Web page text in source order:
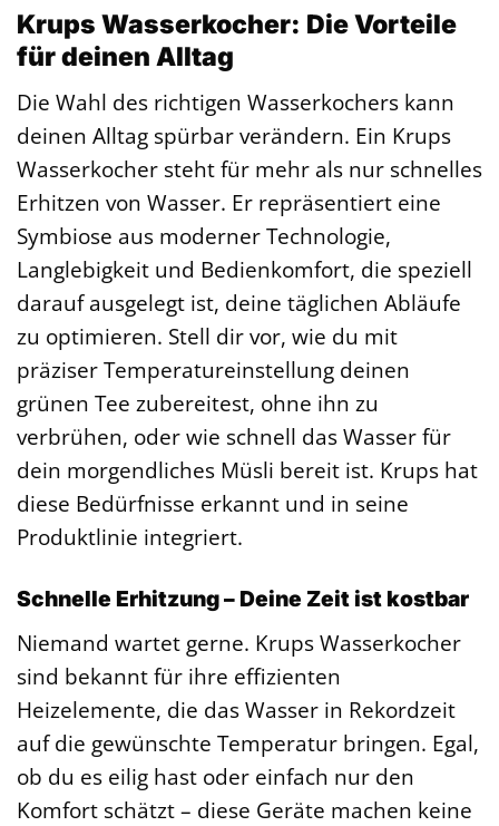
Krups Wasserkocher: Die Vorteile
für deinen Alltag
Die Wahl des richtigen Wasserkochers kann
deinen Alltag spürbar verändern. Ein Krups
Wasserkocher steht für mehr als nur schnelles
Erhitzen von Wasser. Er repräsentiert eine
Symbiose aus moderner Technologie,
Langlebigkeit und Bedienkomfort, die speziell
darauf ausgelegt ist, deine täglichen Abläufe
zu optimieren. Stell dir vor, wie du mit
präziser Temperatureinstellung deinen
grünen Tee zubereitest, ohne ihn zu
verbrühen, oder wie schnell das Wasser für
dein morgendliches Müsli bereit ist. Krups hat
diese Bedürfnisse erkannt und in seine
Produktlinie integriert.
Schnelle Erhitzung – Deine Zeit ist kostbar
Niemand wartet gerne. Krups Wasserkocher
sind bekannt für ihre effizienten
Heizelemente, die das Wasser in Rekordzeit
auf die gewünschte Temperatur bringen. Egal,
ob du es eilig hast oder einfach nur den
Komfort schätzt – diese Geräte machen keine